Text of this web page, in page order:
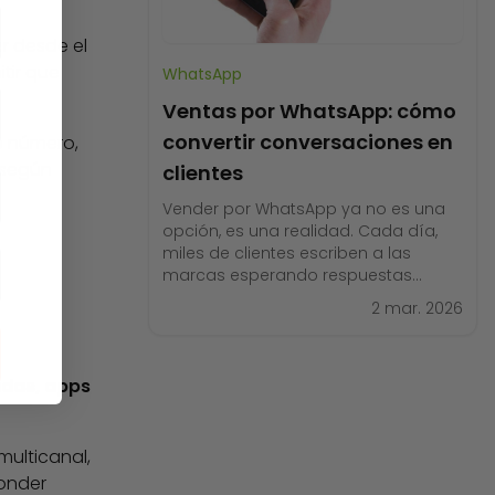
desde el
apps
WhatsApp
Ventas por WhatsApp: cómo
convertir conversaciones en
clientes
Vender por WhatsApp ya no es una
opción, es una realidad. Cada día,
miles de clientes escriben a las
marcas esperando respuestas
inmediatas, atención personalizada y
soluciones claras. Y cuando esto no
2 mar. 2026